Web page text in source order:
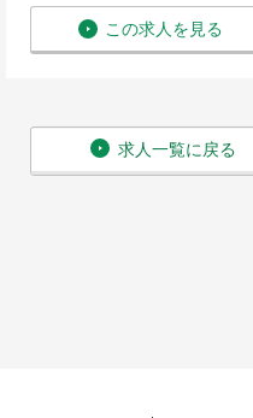
この求人を見る
求人一覧に戻る